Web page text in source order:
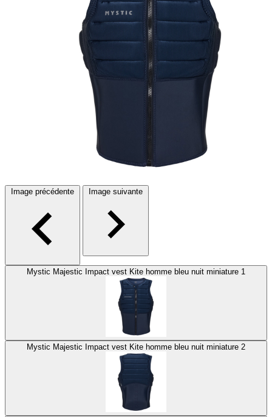
Image précédente Image suivante
Mystic Majestic Impact vest Kite homme bleu nuit miniature 1
Mystic Majestic Impact vest Kite homme bleu nuit miniature 2